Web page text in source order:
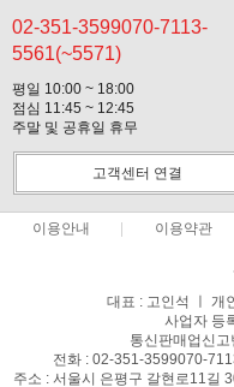
02-351-3599070-7113-
5561(~5571)
평일 10:00 ~ 18:00
점심 11:45 ~ 12:45
주말 및 공휴일 휴무
고객센터 연결
이용안내 이용약관
대표 : 고인석 ㅣ 개
사업자 등
통신판매업신
전화 : 02-351-3599070-
주소 : 서울시 은평구 갈현로11길